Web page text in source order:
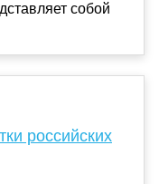
собой
российских